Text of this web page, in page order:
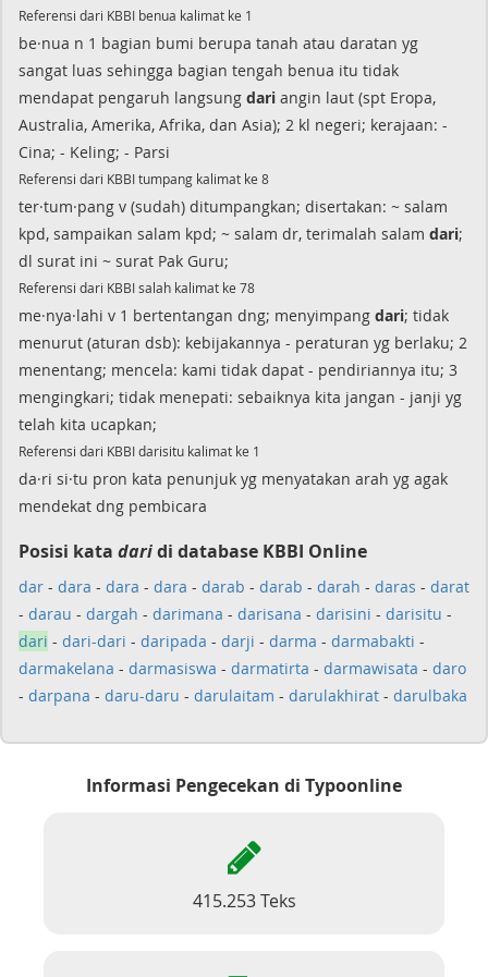
Referensi dari KBBI benua kalimat ke 1
be·nua n 1 bagian bumi berupa tanah atau daratan yg
sangat luas sehingga bagian tengah benua itu tidak
mendapat pengaruh langsung dari angin laut (spt Eropa,
Australia, Amerika, Afrika, dan Asia); 2 kl negeri; kerajaan: -
Cina; - Keling; - Parsi
Referensi dari KBBI tumpang kalimat ke 8
ter·tum·pang v (sudah) ditumpangkan; disertakan: ~ salam
kpd, sampaikan salam kpd; ~ salam dr, terimalah salam dari;
dl surat ini ~ surat Pak Guru;
Referensi dari KBBI salah kalimat ke 78
me·nya·lahi v 1 bertentangan dng; menyimpang dari; tidak
menurut (aturan dsb): kebijakannya - peraturan yg berlaku; 2
menentang; mencela: kami tidak dapat - pendiriannya itu; 3
mengingkari; tidak menepati: sebaiknya kita jangan - janji yg
telah kita ucapkan;
Referensi dari KBBI darisitu kalimat ke 1
da·ri si·tu pron kata penunjuk yg menyatakan arah yg agak
mendekat dng pembicara
Posisi kata daridi database KBBI Online
dar - dara - dara - dara - darab - darab - darah - daras - darat
- darau - dargah - darimana - darisana - darisini - darisitu -
dari - dari-dari - daripada - darji - darma - darmabakti -
darmakelana - darmasiswa - darmatirta - darmawisata - daro
- darpana - daru-daru - darulaitam - darulakhirat - darulbaka
Informasi Pengecekan di Typoonline
415.253 Teks